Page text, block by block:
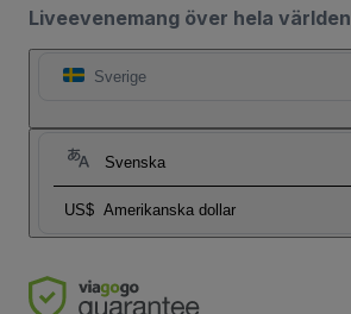
Liveevenemang över hela världen
Sverige
Svenska
US$ Amerikanska dollar